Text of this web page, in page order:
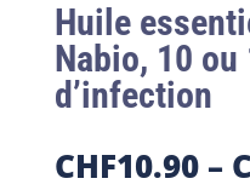
Huile
Nabio, 10 ou
d’infection
CHF10.90–